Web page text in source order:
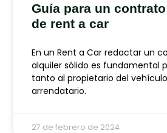
Guía para un
de rent a car
En un Rent a Car redactar un
alquiler sólido es fundamental
tanto al propietario del
arrendatario.
27 de febrero de 2024